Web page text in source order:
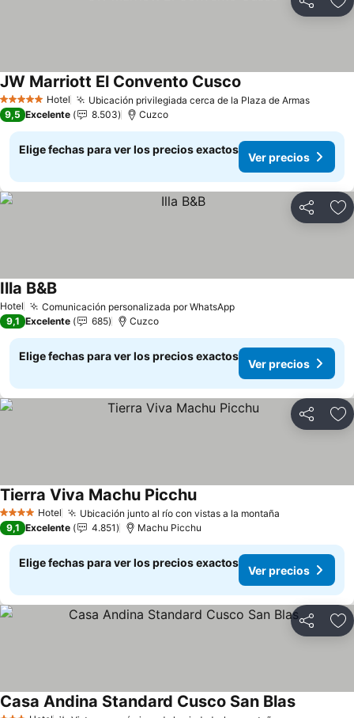
Compartir
5 Estrellas Hotel Ubicación privilegiada cerca de la Plaza de ArmasVer
JW Marriott El Convento Cusco
9,5 Excelente 8.503 Cuzco
Elige fechas para ver los precios exactos
Ver precios
Compartir
Hotel Comunicación personalizada por WhatsAppVer precios
Illa B&BVer precios
9,1 Excelente 685 Cuzco
Elige fechas para ver los precios exactos
Ver precios
Compartir
4 EstrellasHotel Ubicación junto al río con vistas a la montaña
Tierra Viva Machu PicchuVer precios
9,1 Excelente 4.851 Machu Picchu
Elige fechas para ver los precios exactos
Ver precios
Compartir
Casa Andina Standard Cusco San BlasVer